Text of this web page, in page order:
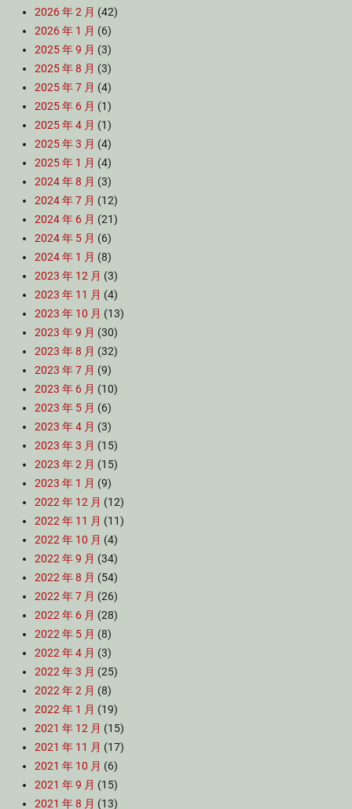
2026 年 2 月 (42)
2026 年 1 月 (6)
2025 年 9 月 (3)
2025 年 8 月 (3)
2025 年 7 月 (4)
2025 年 6 月 (1)
2025 年 4 月 (1)
2025 年 3 月 (4)
2025 年 1 月 (4)
2024 年 8 月 (3)
2024 年 7 月 (12)
2024 年 6 月 (21)
2024 年 5 月 (6)
2024 年 1 月 (8)
2023 年 12 月 (3)
2023 年 11 月 (4)
2023 年 10 月 (13)
2023 年 9 月 (30)
2023 年 8 月 (32)
2023 年 7 月 (9)
2023 年 6 月 (10)
2023 年 5 月 (6)
2023 年 4 月 (3)
2023 年 3 月 (15)
2023 年 2 月 (15)
2023 年 1 月 (9)
2022 年 12 月 (12)
2022 年 11 月 (11)
2022 年 10 月 (4)
2022 年 9 月 (34)
2022 年 8 月 (54)
2022 年 7 月 (26)
2022 年 6 月 (28)
2022 年 5 月 (8)
2022 年 4 月 (3)
2022 年 3 月 (25)
2022 年 2 月 (8)
2022 年 1 月 (19)
2021 年 12 月 (15)
2021 年 11 月 (17)
2021 年 10 月 (6)
2021 年 9 月 (15)
2021 年 8 月 (13)